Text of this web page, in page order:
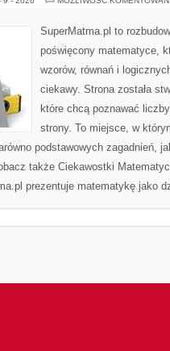
SuperMatma.pl to
poświęcony matematyce,
wzorów, równań i
ciekawy. Strona została
które chcą poznawać
strony. To miejsce, w
podstawowych zagadnień,
także Ciekawostki
prezentuje matematykę jako